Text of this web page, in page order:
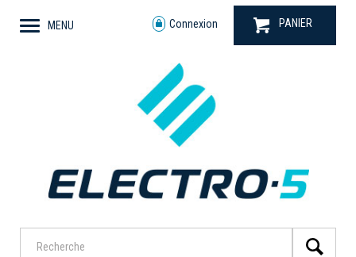
MENU Connexion PANIER